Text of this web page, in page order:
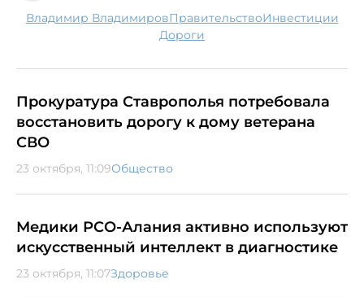
Владимир Владимиров правительство
инвестиции
дороги
Прокуратура Ставрополья потребовала
восстановить дорогу к дому ветерана
СВО
23 октября, 11:09Общество
Медики РСО-Алания активно используют
искусственный интеллект в диагностике
23 октября, 11:07Здоровье